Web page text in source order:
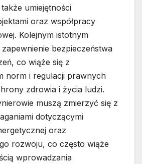
umiejętności
oraz współpracy
Kolejnym istotnym
bezpieczeństwa
co wiąże się z
norm i regulacji prawnych
zdrowia i życia ludzi.
muszą zmierzyć się z
dotyczącymi
oraz
rozwoju, co często wiąże
wprowadzania